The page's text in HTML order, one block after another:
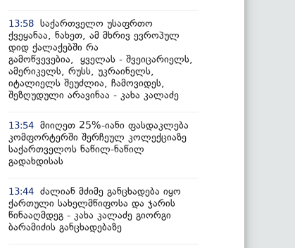
13:58 საქართველო უსაფრთო
ქვეყანაა, ნახეთ, ამ მხრივ ევროპულ
დიდ ქალაქებში რა
გამოწვევებია, ყველას - შვეიცარიელს,
ამერიკელს, რუსს, უკრაინელს,
იტალიელს შეუძლია, ჩამოვიდეს,
შეზღუდული არავინაა - კახა კალაძე
13:54 მიიღეთ 25%-იანი ფასდაკლება
კომფორტერში შერჩეულ კოლექციაზე
საქართველოს ნაწილ-ნაწილ
გადახდისას
13:44 ძალიან მძიმე განცხადება იყო
ქართული სახელმწიფოსა და ჯარის
წინააღმდეგ - კახა კალაძე გიორგი
ბარამიძის განცხადებაზე